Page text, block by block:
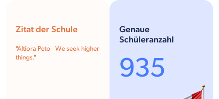
Zitat der Schule
"Altiora Peto - We seek higher
things."
Genaue
Schüleranzahl
935